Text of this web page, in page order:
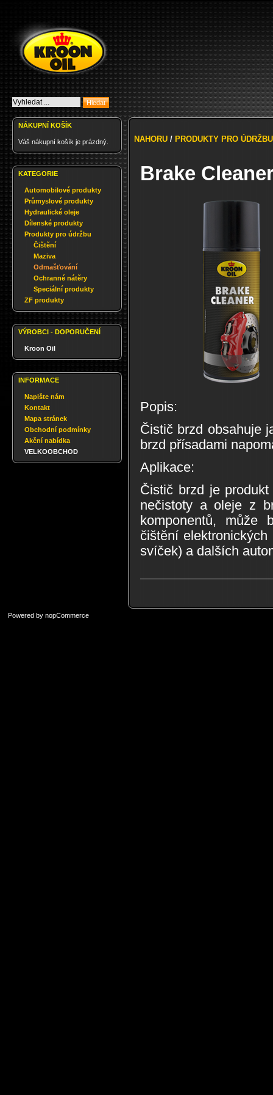
NÁKUPNÍ KOŠÍK
Váš nákupní košík je prázdný.
KATEGORIE
Automobilové produkty
Průmyslové produkty
Hydraulické oleje
Dílenské produkty
Produkty pro údržbu
Čištění
Maziva
Odmašťování
Ochranné nátěry
Speciální produkty
ZF produkty
VÝROBCI - DOPORUČENÍ
Kroon Oil
INFORMACE
Napište nám
Kontakt
Mapa stránek
Obchodní podmínky
Akční nabídka
VELKOOBCHOD
NAHORU / PRODUKTY PRO ÚDRŽBU
Brake
Popis:
Čistič brzd obsahuje
brzd přísadami
Aplikace:
Čistič brzd je
nečistoty a oleje z
komponentů,
čištění
svíček) a dalších
Powered by nopCommerce